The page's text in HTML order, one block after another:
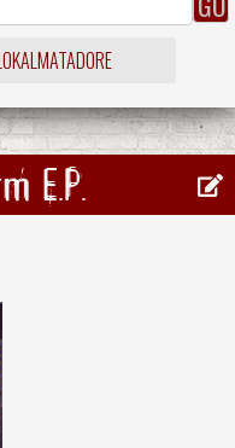
E.P.